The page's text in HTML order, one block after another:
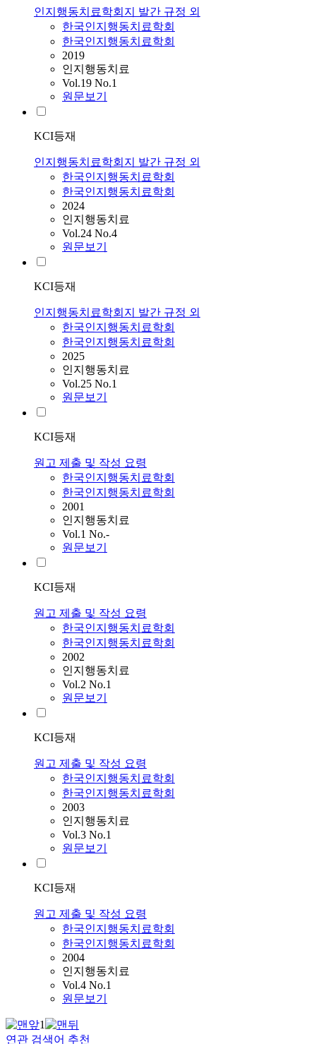
인지행동치료학회지 발간 규정 외
한국인지행동치료학회
한국인지행동치료학회
2019
인지행동치료
Vol.19 No.1
원문보기
KCI등재
인지행동치료학회지 발간 규정 외
한국인지행동치료학회
한국인지행동치료학회
2024
인지행동치료
Vol.24 No.4
원문보기
KCI등재
인지행동치료학회지 발간 규정 외
한국인지행동치료학회
한국인지행동치료학회
2025
인지행동치료
Vol.25 No.1
원문보기
KCI등재
원고 제출 및 작성 요령
한국인지행동치료학회
한국인지행동치료학회
2001
인지행동치료
Vol.1 No.-
원문보기
KCI등재
원고 제출 및 작성 요령
한국인지행동치료학회
한국인지행동치료학회
2002
인지행동치료
Vol.2 No.1
원문보기
KCI등재
원고 제출 및 작성 요령
한국인지행동치료학회
한국인지행동치료학회
2003
인지행동치료
Vol.3 No.1
원문보기
KCI등재
원고 제출 및 작성 요령
한국인지행동치료학회
한국인지행동치료학회
2004
인지행동치료
Vol.4 No.1
원문보기
1
연관 검색어 추천